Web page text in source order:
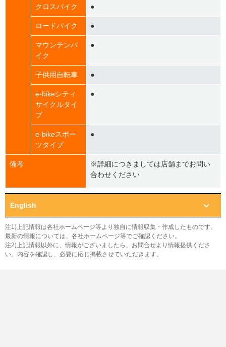
クロスバイク ●
ロードバイク ●
マウンテンバ
イク
●
子供用自転車 ●
e-bikeシティ
サイクルタイ
プ
●
e-bikeスポー
ツタイプ
●
備考
※詳細につきましては店舗までお問い
合わせください
English
注1)上記情報は各社ホームページ等より独自に情報収集・作成したものです。
最新の情報については、各社ホームページ等でご確認ください。
注2)上記情報以外に、情報がございましたら、お問合せより情報提供くださ
い。内容を確認し、必要に応じ掲載させていただきます。